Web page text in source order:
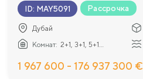
ID: MAY5091 Рассрочка
Дубай
Комнат: 2+1, 3+1, 5+1...
1 967 600 - 176 937 300 €